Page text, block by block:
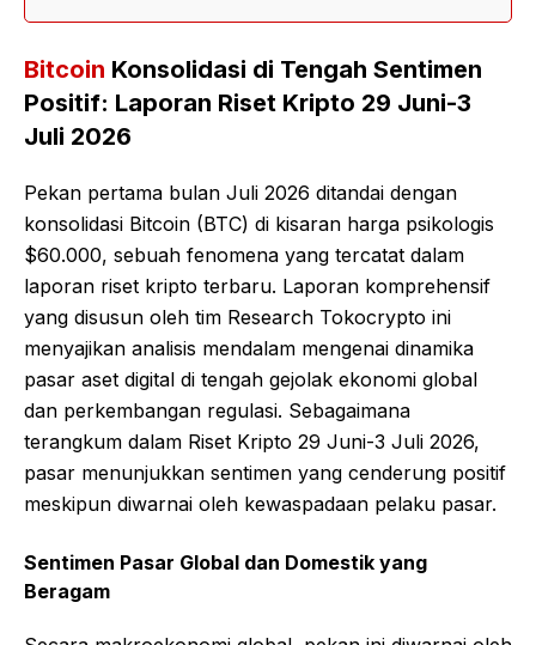
Bitcoin Konsolidasi di Tengah Sentimen
Positif: Laporan Riset Kripto 29 Juni-3
Juli 2026
Pekan pertama bulan Juli 2026 ditandai dengan
konsolidasi Bitcoin (BTC) di kisaran harga psikologis
$60.000, sebuah fenomena yang tercatat dalam
laporan riset kripto terbaru. Laporan komprehensif
yang disusun oleh tim Research Tokocrypto ini
menyajikan analisis mendalam mengenai dinamika
pasar aset digital di tengah gejolak ekonomi global
dan perkembangan regulasi. Sebagaimana
terangkum dalam Riset Kripto 29 Juni-3 Juli 2026,
pasar menunjukkan sentimen yang cenderung positif
meskipun diwarnai oleh kewaspadaan pelaku pasar.
Sentimen Pasar Global dan Domestik yang
Beragam